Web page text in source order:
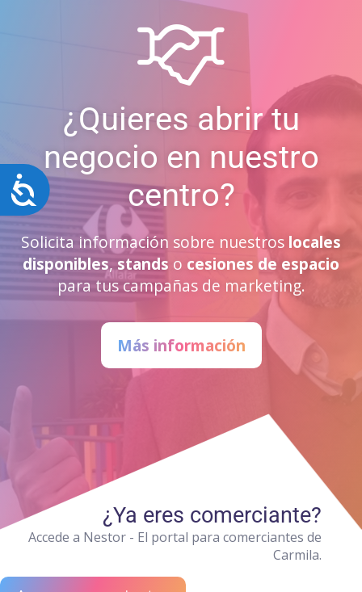
Accesibilidad
¿Quieres abrir tu
negocio en nuestro
centro?
Solicita información sobre nuestros locales
disponibles, stands o cesiones de espacio
para tus campañas de marketing.
Más información
¿Ya eres comerciante?
Accede a Nestor - El portal para comerciantes de
Carmila.